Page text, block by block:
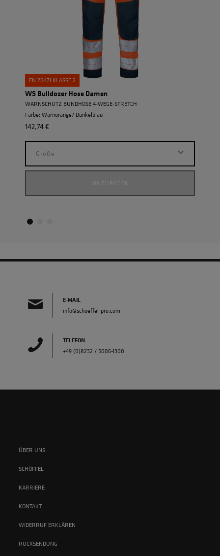
EN 20471 KLASSE 2
WS Bulldozer Hose Damen
WARNSCHUTZ BUNDHOSE 4-WEGE-STRETCH
Farbe: Warnorange/ Dunkelblau
142,74 €
Größe
HINZUFÜGEN
E-MAIL
info@schoeffel-pro.com
TELEFON
+49 (0)8232 / 5006-1300
ÜBER UNS
SCHÖFFEL
KARRIERE
KONTAKT
WIDERRUF ERKLÄREN
RÜCKSENDUNG